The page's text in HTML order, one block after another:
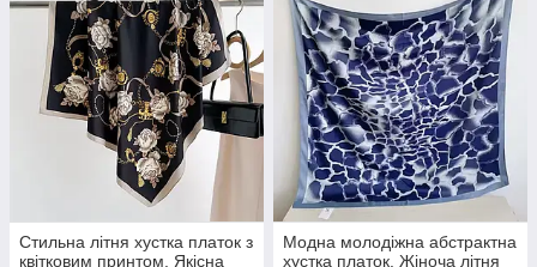
Стильна літня хустка платок з
квітковим принтом. Якісна
Модна молодіжна абстрактна
хустка платок. Жіноча літня